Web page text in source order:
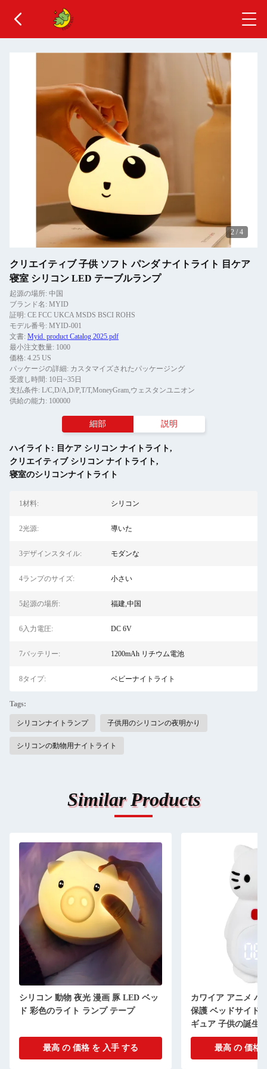
2 / 4
クリエイティブ 子供 ソフト パンダ ナイトライト 目ケア
寝室 シリコン LED テーブルランプ
起源の場所: 中国
ブランド名: MYID
証明: CE FCC UKCA MSDS BSCI ROHS
モデル番号: MYID-001
文書: Myid. product Catalog 2025.pdf
最小注文数量: 1000
価格: 4.25 US
パッケージの詳細: カスタマイズされたパッケージング
受渡し時間: 10日~35日
支払条件: L/C,D/A,D/P,T/T,MoneyGram,ウェスタンユニオン
供給の能力: 100000
細部 説明
ハイライト: 目ケア シリコン ナイトライト,
クリエイティブ シリコン ナイトライト,
寝室のシリコンナイトライト
1材料: シリコン
2光源: 導いた
3デザインスタイル: モダンな
4ランプのサイズ: 小さい
5起源の場所: 福建,中国
6入力電圧: DC 6V
7バッテリー: 1200mAh リチウム電池
8タイプ: ベビーナイトライト
Tags:
シリコンナイトランプ 子供用のシリコンの夜明かり
シリコンの動物用ナイトライト
Similar Products
シリコン 動物 夜光 漫画 豚 LED ベッ
ド 彩色のライト ランプ テープ
最高 の 価格 を 入手 する
カワイア アニメ ハ
保護 ベッドサイド
ギュア 子供の誕生
最高 の 価格